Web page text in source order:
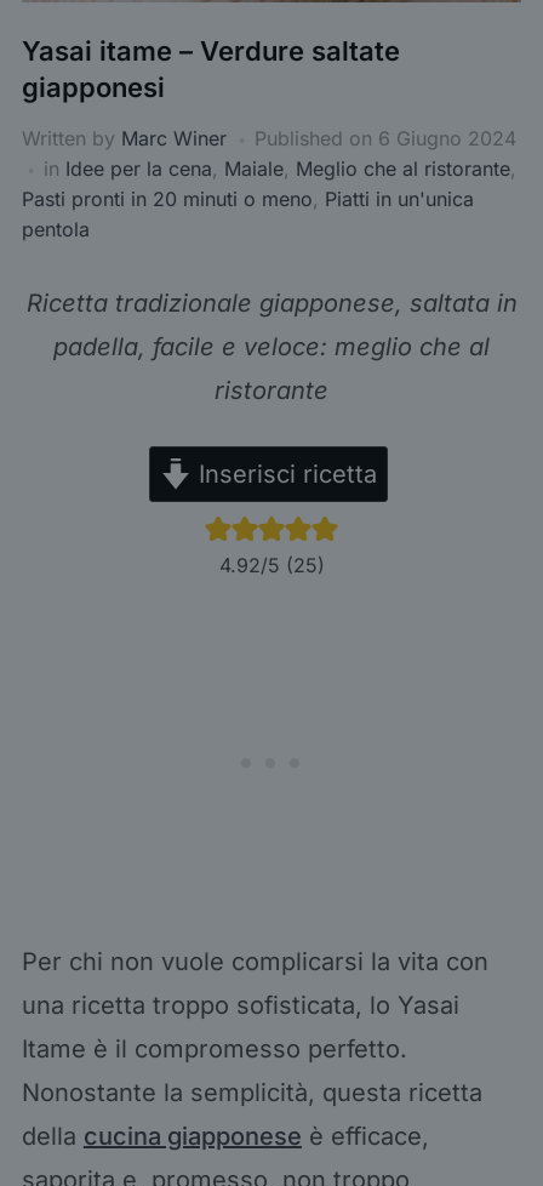
Yasai itame – Verdure saltate
giapponesi
Written by Marc Winer Published on 6 Giugno 2024
in Idee per la cena, Maiale, Meglio che al ristorante,
Pasti pronti in 20 minuti o meno, Piatti in un'unica
pentola
Ricetta tradizionale giapponese, saltata in
padella, facile e veloce: meglio che al
ristorante
Inserisci ricetta
4.92/5 (25)
Per chi non vuole complicarsi la vita con
una ricetta troppo sofisticata, lo Yasai
Itame è il compromesso perfetto.
Nonostante la semplicità, questa ricetta
della cucina giapponese è efficace,
saporita e, promesso, non troppo